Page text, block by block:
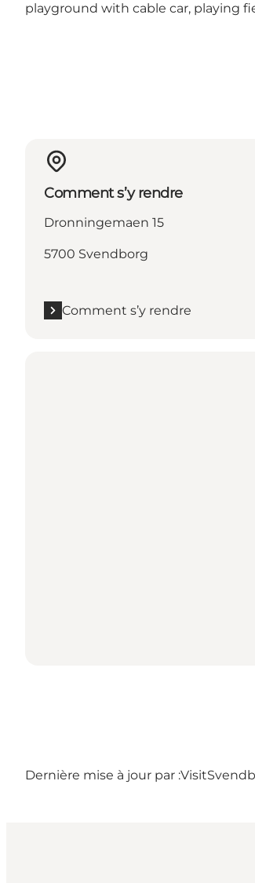
playground with cable car, playing
Comment s’y rendre
Dronningemaen 15
5700 Svendborg
Comment s’y rendre
Dernière mise à jour par :